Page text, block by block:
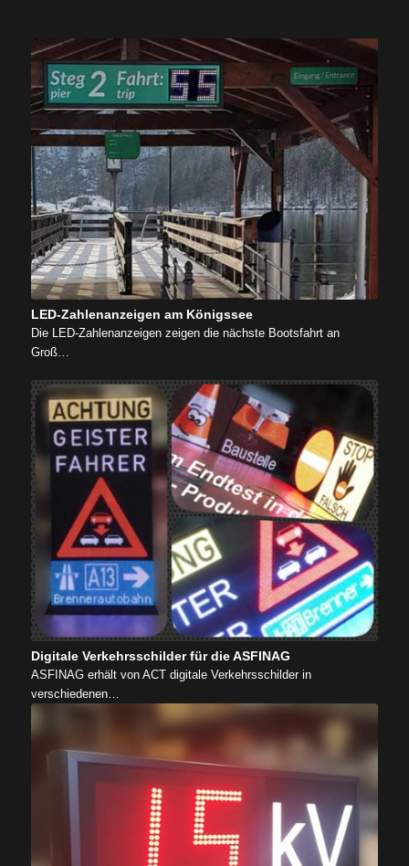
LED-Zahlenanzeigen am Königssee
Die LED-Zahlenanzeigen zeigen die nächste Bootsfahrt an
Groß…
Digitale Verkehrsschilder für die ASFINAG
ASFINAG erhält von ACT digitale Verkehrsschilder in
verschiedenen…